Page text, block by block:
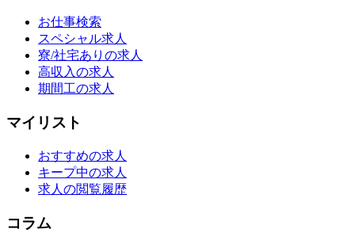
お仕事検索
スペシャル求人
寮/社宅ありの求人
高収入の求人
期間工の求人
マイリスト
おすすめの求人
キープ中の求人
求人の閲覧履歴
コラム